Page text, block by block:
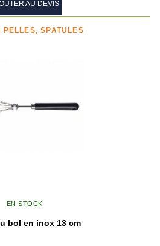
AU DEVIS
PELLES, SPATULES
EN STOCK
bol en inox 13 cm